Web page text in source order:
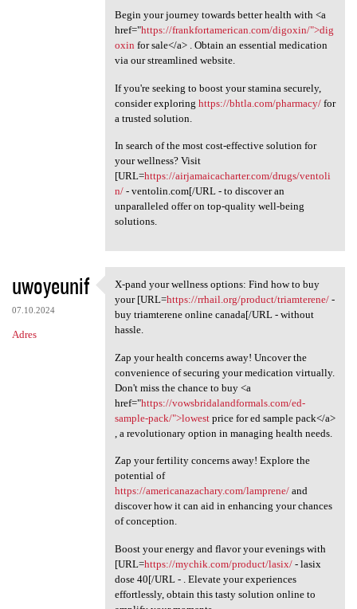
Begin your journey towards better health with <a
href="https://frankfortamerican.com/digoxin/">dig
oxin for sale</a> . Obtain an essential medication
via our streamlined website.
If you're seeking to boost your stamina securely,
consider exploring https://bhtla.com/pharmacy/for
a trusted solution.
In search of the most cost-effective solution for
your wellness? Visit
[URL=https://airjamaicacharter.com/drugs/ventoli
n/- ventolin.com[/URL - to discover an
unparalleled offer on top-quality well-being
solutions.
uwoyeunif
07.10.2024
Adres
X-pand your wellness options:
X-pand your wellness options: Find how to buy
your [URL=https://rrhail.org/product/triamterene/-
buy triamterene online canada[/URL - without
hassle.
Zap your health concerns away! Uncover the
convenience of securing your medication virtually.
Don't miss the chance to buy <a
href="https://vowsbridalandformals.com/ed-
sample-pack/">lowestprice for ed sample pack</a>
, a revolutionary option in managing health needs.
Zap your fertility concerns away! Explore the
potential of
https://americanazachary.com/lamprene/and
discover how it can aid in enhancing your chances
of conception.
Boost your energy and flavor your evenings with
[URL=https://mychik.com/product/lasix/- lasix
dose 40[/URL - . Elevate your experiences
effortlessly, obtain this tasty solution online to